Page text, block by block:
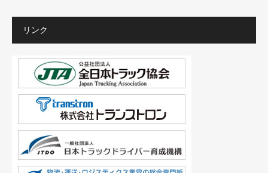
リンク